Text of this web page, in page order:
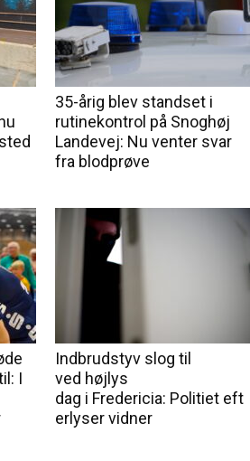
35-årig blev standset i
rutinekontrol på Snoghøj
Landevej: Nu venter svar
fra blodprøve
I
Indbrudstyv slog til
ved højlys
dag i Fredericia: Politiet eft
erlyser vidner